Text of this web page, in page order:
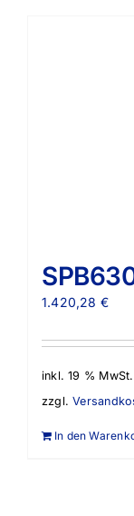
1.420,28 €
inkl. 19 % MwSt.
zzgl.
In den